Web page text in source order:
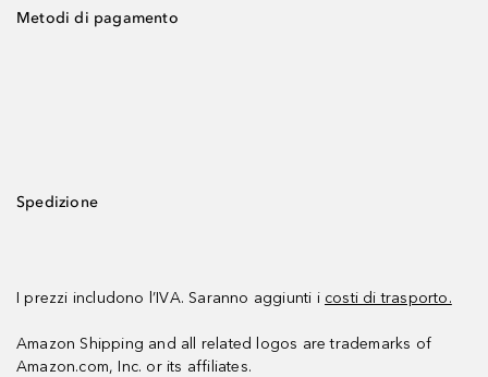
Metodi di pagamento
Spedizione
I prezzi includono l’IVA. Saranno aggiunti i costi di trasporto.
Amazon Shipping and all related logos are trademarks of
Amazon.com, Inc. or its affiliates.